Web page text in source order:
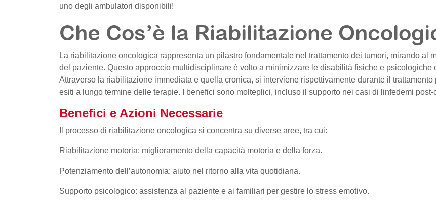
uno degli ambulatori disponibili!
Che Cos’è la Riabilitazione
La riabilitazione oncologica rappresenta un pilastro fondamentale nel trattamento dei tumori, mirando al
del paziente. Questo approccio multidisciplinare è volto a minimizzare le disabilità fisiche e
Attraverso la riabilitazione immediata e quella cronica, si interviene rispettivamente durante il
esiti a lungo termine delle terapie. I benefici sono molteplici, incluso il supporto nei casi di linfedemi post-
Benefici e Azioni Necessarie
Il processo di riabilitazione oncologica si concentra su diverse aree, tra cui:
Riabilitazione motoria: miglioramento della capacità motoria e della forza.
Potenziamento dell’autonomia: aiuto nel ritorno alla vita quotidiana.
Supporto psicologico: assistenza al paziente e ai familiari per gestire lo stress emotivo.